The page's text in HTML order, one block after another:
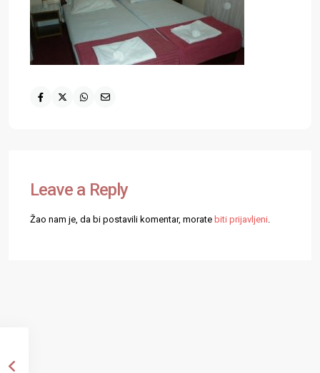
Leave a Reply
Žao nam je, da bi postavili komentar, morate biti prijavljeni.